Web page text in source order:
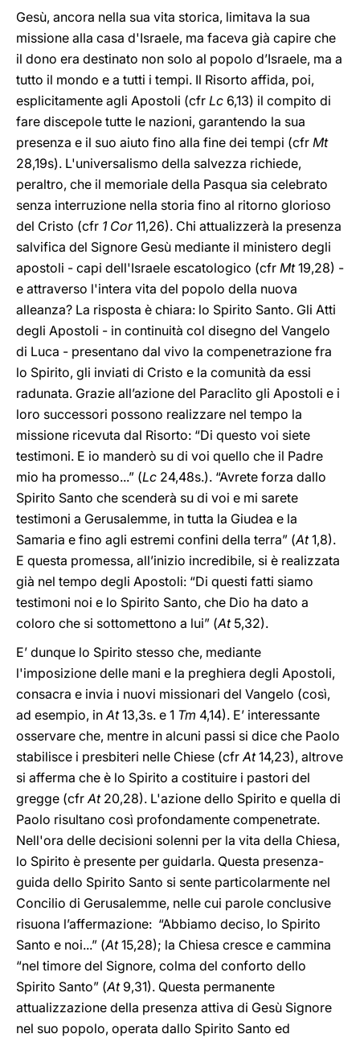
Gesù, ancora nella sua vita storica, limitava la sua
missione alla casa d'Israele, ma faceva già capire che
il dono era destinato non solo al popolo d’Israele, ma a
tutto il mondo e a tutti i tempi. Il Risorto affida, poi,
esplicitamente agli Apostoli (cfr Lc 6,13) il compito di
fare discepole tutte le nazioni, garantendo la sua
presenza e il suo aiuto fino alla fine dei tempi (cfr Mt
28,19s). L'universalismo della salvezza richiede,
peraltro, che il memoriale della Pasqua sia celebrato
senza interruzione nella storia fino al ritorno glorioso
del Cristo (cfr 1 Cor11,26). Chi attualizzerà la presenza
salvifica del Signore Gesù mediante il ministero degli
apostoli - capi dell'Israele escatologico (cfr Mt19,28) -
e attraverso l'intera vita del popolo della nuova
alleanza? La risposta è chiara: lo Spirito Santo. Gli Atti
degli Apostoli - in continuità col disegno del Vangelo
di Luca - presentano dal vivo la compenetrazione fra
lo Spirito, gli inviati di Cristo e la comunità da essi
radunata. Grazie all’azione del Paraclito gli Apostoli e i
loro successori possono realizzare nel tempo la
missione ricevuta dal Risorto: “Di questo voi siete
testimoni. E io manderò su di voi quello che il Padre
mio ha promesso...” (Lc 24,48s.). “Avrete forza dallo
Spirito Santo che scenderà su di voi e mi sarete
testimoni a Gerusalemme, in tutta la Giudea e la
Samaria e fino agli estremi confini della terra” (At1,8).
E questa promessa, all’inizio incredibile, si è realizzata
già nel tempo degli Apostoli: “Di questi fatti siamo
testimoni noi e lo Spirito Santo, che Dio ha dato a
coloro che si sottomettono a lui” (At5,32).
E’ dunque lo Spirito stesso che, mediante
l'imposizione delle mani e la preghiera degli Apostoli,
consacra e invia i nuovi missionari del Vangelo (così,
ad esempio, inAt13,3s. e 1 Tm 4,14). E’ interessante
osservare che, mentre in alcuni passi si dice che Paolo
stabilisce i presbiteri nelle Chiese (cfrAt14,23), altrove
si afferma che è lo Spirito a costituire i pastori del
gregge (cfrAt20,28). L'azione dello Spirito e quella di
Paolo risultano così profondamente compenetrate.
Nell'ora delle decisioni solenni per la vita della Chiesa,
lo Spirito è presente per guidarla. Questa presenza-
guida dello Spirito Santo si sente particolarmente nel
Concilio di Gerusalemme, nelle cui parole conclusive
risuona l’affermazione: “Abbiamo deciso, lo Spirito
Santo e noi...” (At15,28); la Chiesa cresce e cammina
“nel timore del Signore, colma del conforto dello
Spirito Santo” (At9,31). Questa permanente
attualizzazione della presenza attiva di Gesù Signore
nel suo popolo, operata dallo Spirito Santo ed